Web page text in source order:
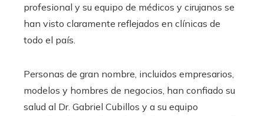
profesional y su equipo de médicos y cirujanos se
han visto claramente reflejados en clínicas de
todo el país.
Personas de gran nombre, incluidos empresarios,
modelos y hombres de negocios, han confiado su
salud al Dr. Gabriel Cubillos y a su equipo